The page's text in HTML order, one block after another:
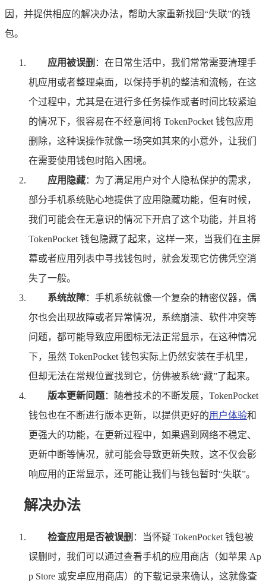
因，并提供相应的解决办法，帮助大家重新找回“失联”的钱
包。
应用被误删 ：在日常生活中，我们常常需要清理手
机应用或者整理桌面，以保持手机的整洁和流畅，在这
个过程中，尤其是在进行多任务操作或者时间比较紧迫
的情况下，很容易在不经意间将 TokenPocket 钱包应用
删除，这种误操作就像一场突如其来的小意外，让我们
在需要使用钱包时陷入困境。
应用隐藏：为了满足用户对个人隐私保护的需求，
部分手机系统贴心地提供了应用隐藏功能，但有时候，
我们可能会在无意识的情况下开启了这个功能，并且将
TokenPocket 钱包隐藏了起来，这样一来，当我们在主屏
幕或者应用列表中寻找钱包时，就会发现它仿佛凭空消
失了一般。
系统故障：手机系统就像一个复杂的精密仪器，偶
尔也会出现故障或者异常情况，系统崩溃、软件冲突等
问题，都可能导致应用图标无法正常显示，在这种情况
下，虽然 TokenPocket 钱包实际上仍然安装在手机里，
但却无法在常规位置找到它，仿佛被系统“藏”了起来。
版本更新问题：随着技术的不断发展，TokenPocket
钱包也在不断进行版本更新，以提供更好的用户体验和
更强大的功能，在更新过程中，如果遇到网络不稳定、
更新中断等情况，就可能会导致更新失败，这不仅会影
响应用的正常显示，还可能让我们与钱包暂时“失联”。
解决办法
检查应用是否被误删 ：当怀疑 TokenPocket 钱包被
误删时，我们可以通过查看手机的应用商店（如苹果 Ap
p Store 或安卓应用商店）的下载记录来确认，这就像查